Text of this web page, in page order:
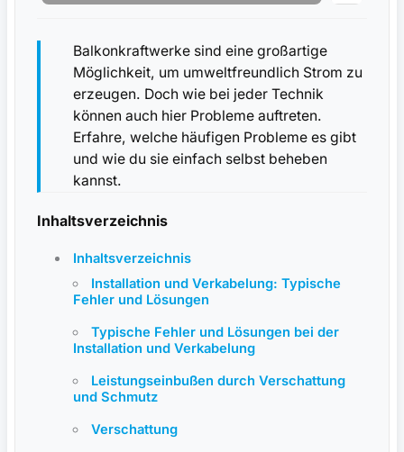
Balkonkraftwerke sind eine großartige
Möglichkeit, um umweltfreundlich Strom zu
erzeugen. Doch wie bei jeder Technik
können auch hier Probleme auftreten.
Erfahre, welche häufigen Probleme es gibt
und wie du sie einfach selbst beheben
kannst.
Inhaltsverzeichnis
Inhaltsverzeichnis
Installation und Verkabelung: Typische
Fehler und Lösungen
Typische Fehler und Lösungen bei der
Installation und Verkabelung
Leistungseinbußen durch Verschattung
und‍ Schmutz
Verschattung